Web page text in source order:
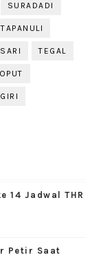
SURADADI
TAPANULI
TEGAL
14 Jadwal THR
Petir Saat